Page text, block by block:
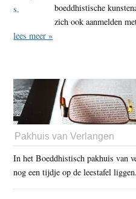
boeddhistische
zich ook aanmelden
lees meer »
Pakhuis van Verlangen
In het Boeddhistisch pakhuis van
nog een tijdje op de leestafel liggen.